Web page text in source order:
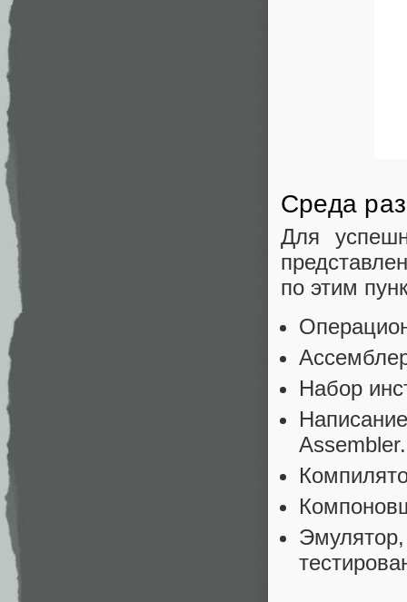
Среда
Для
по этим
Набор
Assembler.